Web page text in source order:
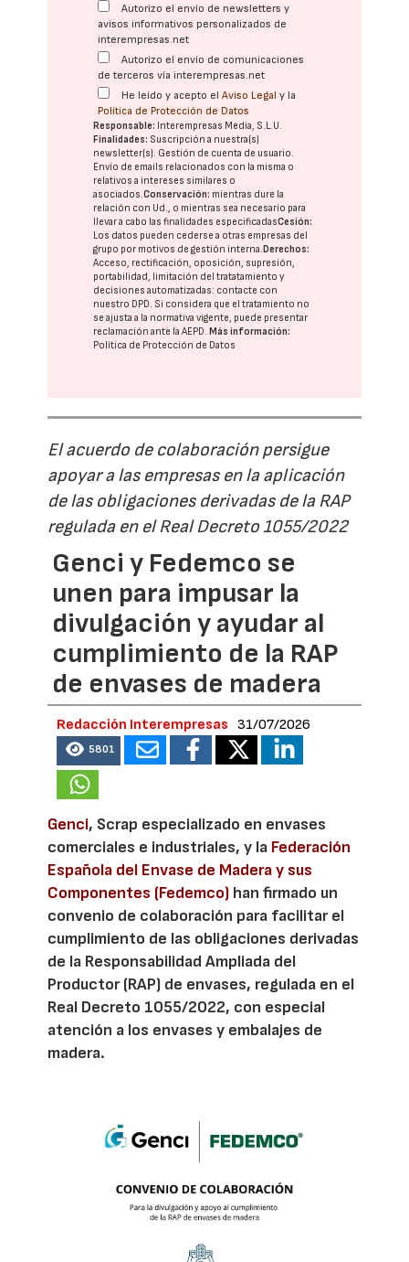
Autorizo el envío de newsletters y
avisos informativos personalizados de
interempresas.net
Autorizo el envío de comunicaciones
de terceros vía interempresas.net
He leído y acepto elAviso Legal y la
Política de Protección de Datos
Responsable: Interempresas Media, S.L.U.
Finalidades: Suscripción a nuestra(s)
newsletter(s). Gestión de cuenta de usuario.
Envío de emails relacionados con la misma o
relativos a intereses similares o
asociados.Conservación: mientras dure la
relación con Ud., o mientras sea necesario para
llevar a cabo las finalidades especificadasCesión:
Los datos pueden cederse a otras empresas del
grupo por motivos de gestión interna.Derechos:
Acceso, rectificación, oposición, supresión,
portabilidad, limitación del tratatamiento y
decisiones automatizadas: contacte con
nuestro DPD. Si considera que el tratamiento no
se ajusta a la normativa vigente, puede presentar
reclamación ante laAEPD.Más información:
Política de Protección de Datos
El acuerdo de colaboración persigue
apoyar a las empresas en la aplicación
de las obligaciones derivadas de la RAP
regulada en el Real Decreto 1055/2022
Genci y Fedemco se
unen para impusar la
divulgación y ayudar al
cumplimiento de la RAP
de envases de madera
Redacción Interempresas 31/07/2026
5801
Genci, Scrap especializado en envases
comerciales e industriales, y la Federación
Española del Envase de Madera y sus
Componentes (Fedemco) han firmado un
convenio de colaboración para facilitar el
cumplimiento de las obligaciones derivadas
de la Responsabilidad Ampliada del
Productor (RAP) de envases, regulada en el
Real Decreto 1055/2022, con especial
atención a los envases y embalajes de
madera.